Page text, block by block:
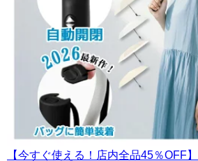
【今すぐ使える！店内全品45％OFF